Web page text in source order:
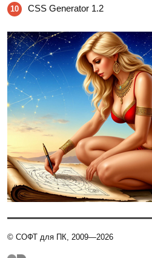
10 CSS Generator 1.2
© СОФТ для ПК, 2009—2026